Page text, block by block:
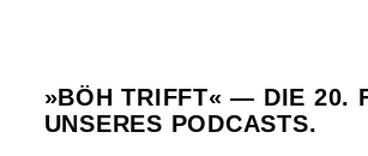
»BÖH TRIFFT« — DIE 20.
UNSERES PODCASTS.